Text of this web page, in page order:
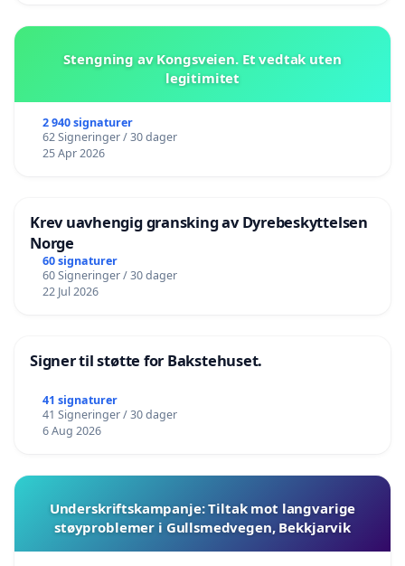
Stengning av Kongsveien. Et vedtak uten
legitimitet
2 940 signaturer
62 Signeringer / 30 dager
25 Apr 2026
Krev uavhengig gransking av Dyrebeskyttelsen
Norge
60 signaturer
60 Signeringer / 30 dager
22 Jul 2026
Signer til støtte for Bakstehuset.
41 signaturer
41 Signeringer / 30 dager
6 Aug 2026
Underskriftskampanje: Tiltak mot langvarige
støyproblemer i Gullsmedvegen, Bekkjarvik